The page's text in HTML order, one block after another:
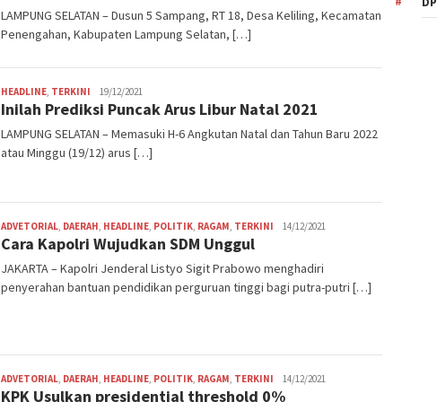
LAMPUNG SELATAN – Dusun 5 Sampang, RT 18, Desa Keliling, Kecamatan
Penengahan, Kabupaten Lampung Selatan, […]
HEADLINE, TERKINI Wandi
19/12/2021
Inilah Prediksi Puncak Arus Libur Natal 2021
LAMPUNG SELATAN – Memasuki H-6 Angkutan Natal dan Tahun Baru 2022
atau Minggu (19/12) arus […]
ADVETORIAL, DAERAH, HEADLINE, POLITIK, RAGAM, TERKINI Ritme
14/12/2021
Cara Kapolri Wujudkan SDM Unggul
JAKARTA – Kapolri Jenderal Listyo Sigit Prabowo menghadiri
penyerahan bantuan pendidikan perguruan tinggi bagi putra-putri […]
ADVETORIAL, DAERAH, HEADLINE, POLITIK, RAGAM, TERKINI Ritme
14/12/2021
KPK Usulkan presidential threshold 0%